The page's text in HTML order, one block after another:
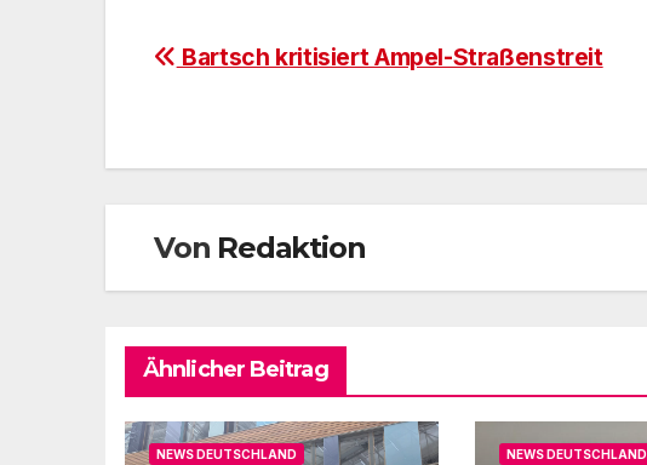
Beitragsnavigation
Bartsch kritisiert Ampel-Straßenstreit
Von Redaktion
Ähnlicher Beitrag
NEWS DEUTSCHLAND NEWS DEUTSCHLAND